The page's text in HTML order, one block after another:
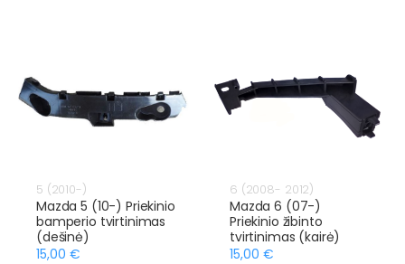
5 (2010-)
Mazda 5 (10-) Priekinio
bamperio tvirtinimas
(dešinė)
15,00 €
6 (2008- 2012)
Mazda 6 (07-)
Priekinio žibinto
tvirtinimas (kairė)
15,00 €